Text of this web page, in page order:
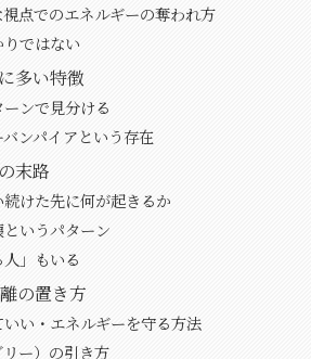
点でのエネルギーの奪われ方
ではない
多い特徴
ンで見分ける
ンパイアという存在
末路
けた先に何が起きるか
いうパターン
人」もいる
の置き方
い・エネルギーを守る方法
ー）の引き方